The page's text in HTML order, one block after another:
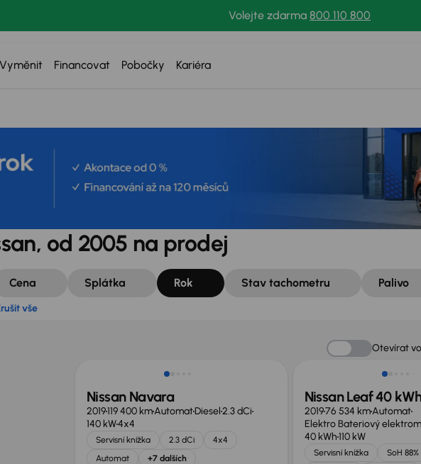
Volejte zdarma 800 110 800
Financovat Pobočky Kariéra
Zrušit vše
od 2005 na prodej
Cena Splátka Rok Stav tachometru Palivo
vše
Otevírat
Nissan Navara
2019119 400 kmAutomatDiesel2.3 dCi
140 kW4x4
Servisní knížka 2.3 dCi
4x4
Automat
+7 dalších
Možnost odpočtu DPH
Nissan Leaf 40
201976 534 kmAutomat
Elektro Bateriový
40 kWh110 kW
Servisní knížka SoH 88%